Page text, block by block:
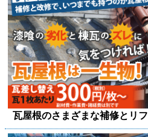
瓦屋根のさまざまな補修とリ